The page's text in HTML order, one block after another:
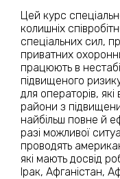
Цей курс
колишніх
спеціальних сил,
приватних
працюють в
підвищеного
для операторів, які
райони з
найбільш повне й
разі можливої
проводять
які мають досвід
Ірак, Афганістан,